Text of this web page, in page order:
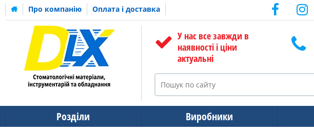
Про компанію Оплата і доставка
У нас все завжди в
наявності і ціни
актуальні
Розділи Виробники